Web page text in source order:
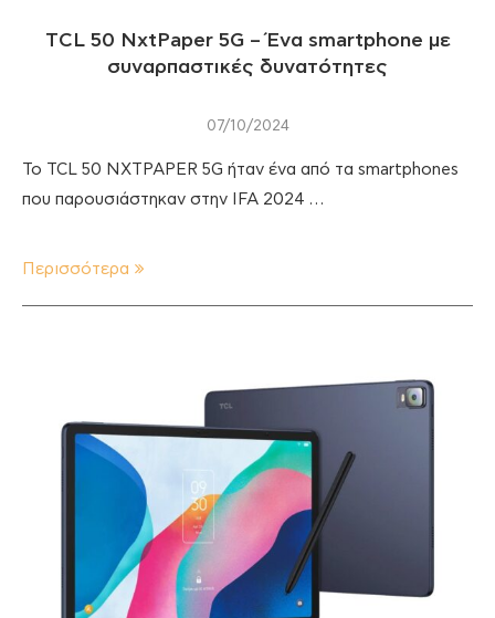
TCL 50 NxtPaper 5G – Ένα smartphone με
συναρπαστικές δυνατότητες
07/10/2024
To TCL 50 NXTPAPER 5G ήταν ένα από τα smartphones
που παρουσιάστηκαν στην IFA 2024 …
Περισσότερα